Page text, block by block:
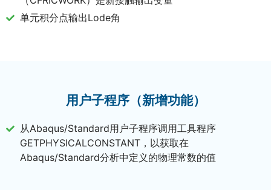
单元积分点输出Lode角
用户子程序（新增功能）
从Abaqus/Standard用户子程序调用工具程序
GETPHYSICALCONSTANT，以获取在
Abaqus/Standard分析中定义的物理常数的值